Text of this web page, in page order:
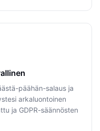
päähän-salaus ja
arkaluontoinen
ja GDPR-säännösten